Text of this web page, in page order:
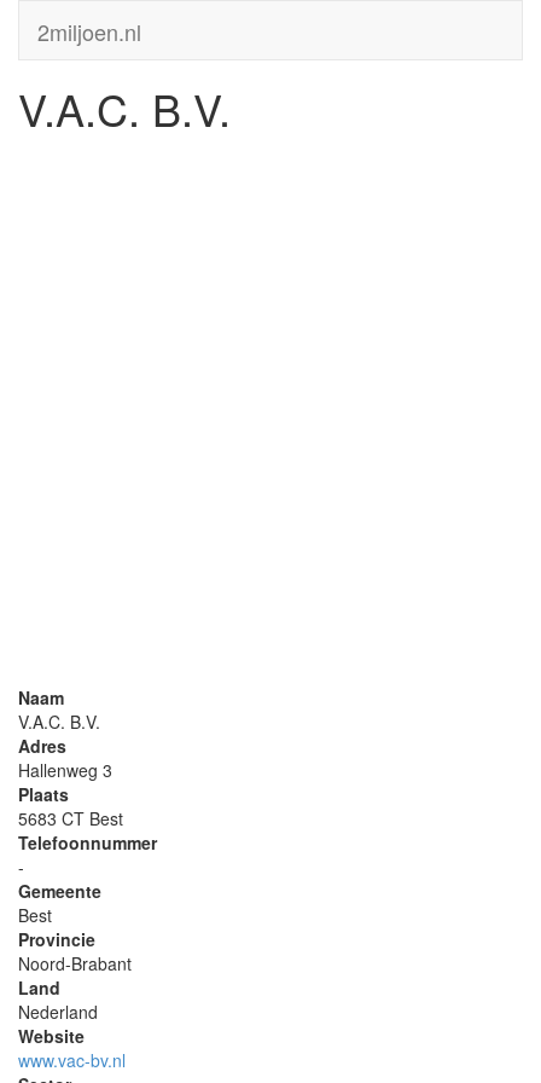
2miljoen.nl
V.A.C. B.V.
Naam
V.A.C. B.V.
Adres
Hallenweg 3
Plaats
5683 CT Best
Telefoonnummer
-
Gemeente
Best
Provincie
Noord-Brabant
Land
Nederland
Website
www.vac-bv.nl